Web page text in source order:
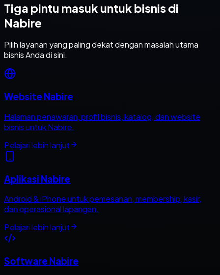
Tiga pintu masuk untuk bisnis di
Nabire
Pilih layanan yang paling dekat dengan masalah utama
bisnis Anda di sini.
Website Nabire
Halaman penawaran, profil bisnis, katalog, dan website
bisnis untuk Nabire.
Pelajari lebih lanjut
Aplikasi Nabire
Android & iPhone untuk pemesanan, membership, kasir,
dan operasional lapangan.
Pelajari lebih lanjut
Software Nabire